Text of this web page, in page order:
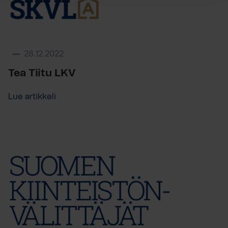
28.12.2022
Tea Tiitu LKV
Lue artikkeli